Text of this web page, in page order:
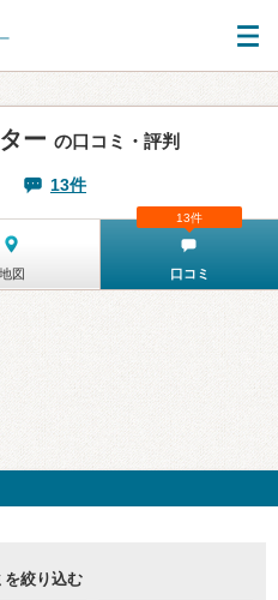
ー の口コミ・評判
13件
地図 口コミ
13件
を絞り込む